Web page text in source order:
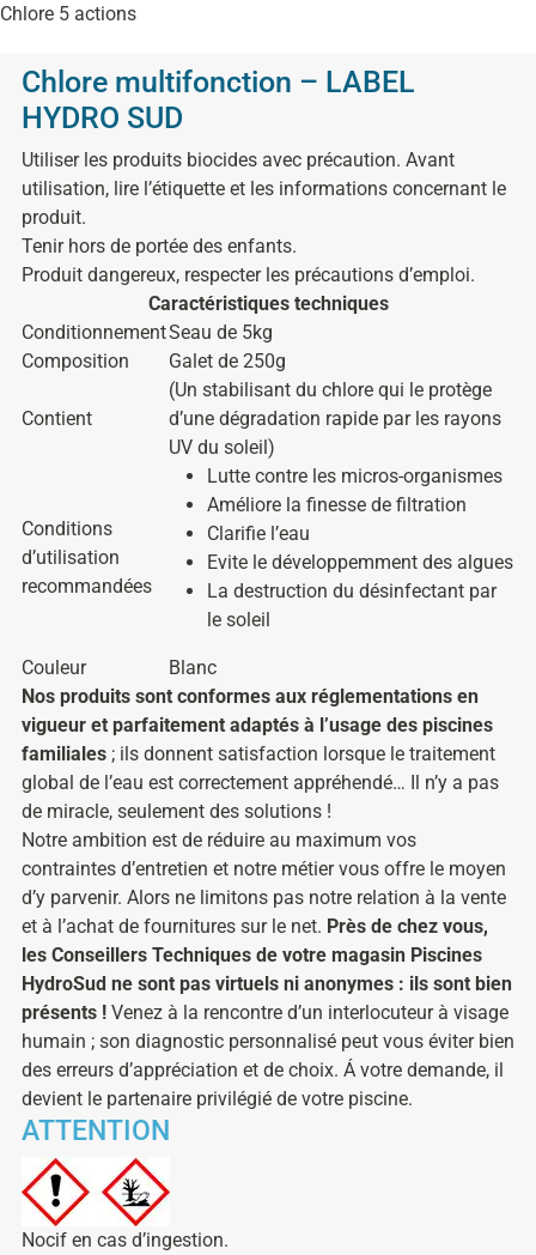
Chlore 5 actions
Chlore multifonction – LABEL
HYDRO SUD
Utiliser les produits biocides avec précaution. Avant
utilisation, lire l’étiquette et les informations concernant le
produit.
Tenir hors de portée des enfants.
Produit dangereux, respecter les précautions d’emploi.
Caractéristiques techniques
ConditionnementSeau de 5kg
Composition
Galet de 250g
Contient
(Un stabilisant du chlore qui le protège
d’une dégradation rapide par les rayons
UV du soleil)
Conditions
d’utilisation
recommandées
Lutte contre les micros-organismes
Améliore la finesse de filtration
Clarifie l’eau
Evite le développemment des algues
La destruction du désinfectant par
le soleil
Couleur
Blanc
Nos produits sont conformes aux réglementations en
vigueur et parfaitement adaptés à l’usage des piscines
familiales ; ils donnent satisfaction lorsque le traitement
global de l’eau est correctement appréhendé… Il n’y a pas
de miracle, seulement des solutions !
Notre ambition est de réduire au maximum vos
contraintes d’entretien et notre métier vous offre le moyen
d’y parvenir. Alors ne limitons pas notre relation à la vente
et à l’achat de fournitures sur le net. Près de chez vous,
les Conseillers Techniques de votre magasin Piscines
HydroSud ne sont pas virtuels ni anonymes : ils sont bien
présents ! Venez à la rencontre d’un interlocuteur à visage
humain ; son diagnostic personnalisé peut vous éviter bien
des erreurs d’appréciation et de choix. Á votre demande, il
devient le partenaire privilégié de votre piscine.
ATTENTION
Nocif en cas d’ingestion.